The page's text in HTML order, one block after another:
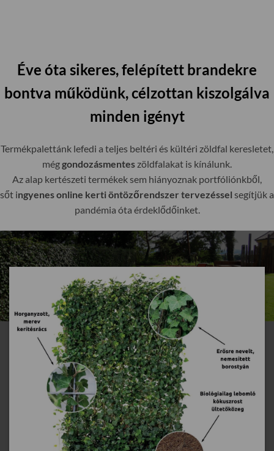
Éve óta sikeres, felépített brandekre
bontva működünk, célzottan kiszolgálva
minden igényt
Termékpalettánk lefedi a teljes beltéri és kültéri zöldfal keresletet,
méggondozásmentes zöldfalakat is kínálunk.
Az alap kertészeti termékek sem hiányoznak portfóliónkből,
sőt ingyenes online kerti öntözőrendszer tervezéssel segítjük a
pandémia óta érdeklődőinket.